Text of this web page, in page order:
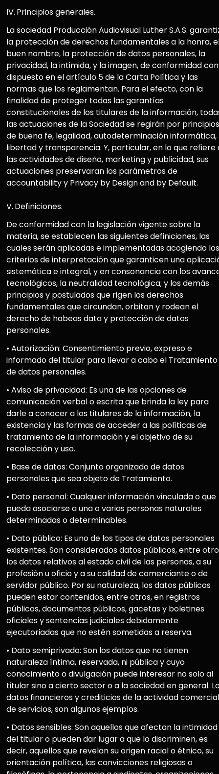
IV. Principios generales.
La sociedad Producción Audiovisual Luther S.A.S.
la protección de derechos fundamentales a la honra,
buen nombre, la protección de datos personales, la
privacidad, la intimida, y la imagen, de conformidad
dispuesto en el artículo 5 de la Carta Política y las
normas que los reglamentan. Para el efecto, con la
finalidad de proteger todas las garantías
constitucionales de los titulares de la información,
las actuaciones de la Sociedad se regirán por principios
de buena fe, legalidad, autodeterminación informática,
libertad y transparencia. Y, particular, en lo que refiere
las actividades de diseño, marketing y publicidad, sus
actuaciones preservaran los parámetros de
accountability y Privacy by Design and by Default.
V. Definiciones.
De conformidad con la legislación vigente sobre la
materia, se establecen las siguientes definiciones, las
cuales serán aplicadas e implementadas acogiendo los
criterios de interpretación que garanticen una
sistemática e integral, y en consonancia con los
tecnológicos, la neutralidad tecnológica; y los demás
principios y postulados que rigen los derechos
fundamentales que circundan, orbitan y rodean el
derecho de habeas data y protección de datos
personales.
• Autorización: Consentimiento previo, expreso e
informado del titular para llevar a cabo el Tratamiento
de datos personales.
• Aviso de privacidad: Es una de las opciones de
comunicación verbal o escrita que brinda la ley para
darle a conocer a los titulares de la información, la
existencia y las formas de acceder a las políticas de
tratamiento de la información y el objetivo de su
recolección y uso.
• Base de datos: Conjunto organizado de datos
personales que sea objeto de Tratamiento.
• Dato personal: Cualquier información vinculada o que
pueda asociarse a una o varias personas naturales
determinadas o determinables.
• Dato público: Es uno de los tipos de datos personales
existentes. Son considerados datos públicos, entre
los datos relativos al estado civil de las personas, a su
profesión u oficio y a su calidad de comerciante o de
servidor público. Por su naturaleza, los datos públicos
pueden estar contenidos, entre otros, en registros
públicos, documentos públicos, gacetas y boletines
oficiales y sentencias judiciales debidamente
ejecutoriadas que no estén sometidas a reserva.
• Dato semiprivado: Son los datos que no tienen
naturaleza íntima, reservada, ni pública y cuyo
conocimiento o divulgación puede interesar no solo al
titular sino a cierto sector o a la sociedad en general.
datos financieros y crediticios de la actividad
de servicios, son algunos ejemplos.
• Datos sensibles: Son aquellos que afectan la intimidad
del titular o pueden dar lugar a que lo discriminen, es
decir, aquellos que revelan su origen racial o étnico, su
orientación política, las convicciones religiosas o